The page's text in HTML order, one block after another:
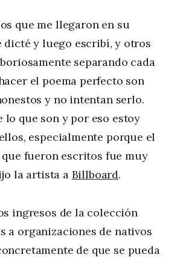
que me llegaron en su
dicté y luego escribí, y otros
separando cada
el poema perfecto son
y no intentan serlo.
lo que son y por eso estoy
especialmente porque el
fueron escritos fue muy
la artista a Billboard.
ingresos de la colección
a organizaciones de nativos
de que se pueda